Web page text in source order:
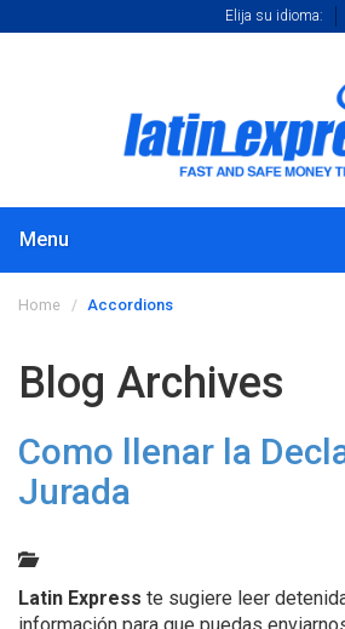
Elija su idioma:
Menu
Home Accordions
Blog Archives
Como llenar la
Jurada
Latin Express te sugiere leer